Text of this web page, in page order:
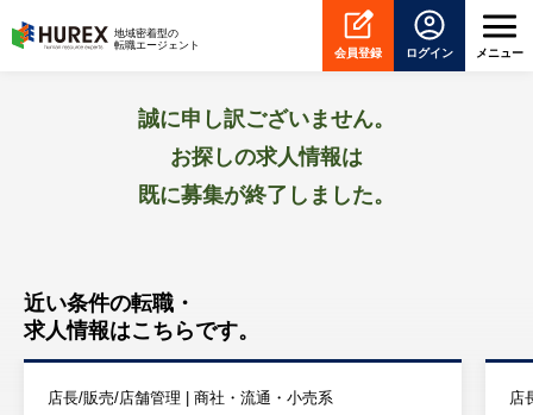
HUREX
地域密着型の
転職エージェント
会員登録 ログイン メニュー
誠に申し訳ございません。
お探しの求人情報は
既に募集が終了しました。
近い条件の転職・
求人情報はこちらです。
店長/販売/店舗管理 | 商社・流通・小売系 店